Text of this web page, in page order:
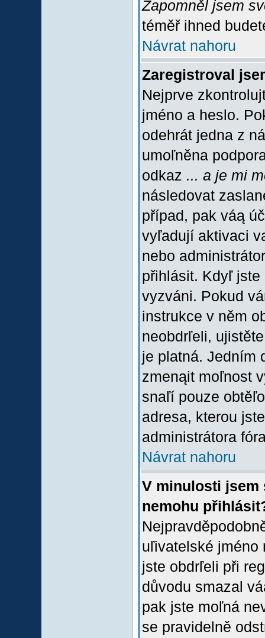
Zapomněl jsem
téměř ihned
Návrat nahoru
Zaregistroval
Nejprve
jméno a heslo.
odehrát jedna z
umoľněna
odkaz ... a je mi
následovat
případ, pak váą
vyľadují aktivaci
nebo
přihlásit. Kdyľ
vyzváni. Pokud
instrukce v něm
neobdrľeli,
je platná. Jedním
zmenąit moľnost
snaľí pouze
adresa, kterou
administrátora
Návrat nahoru
V minulosti jsem
nemohu
uľivatelské jméno
jste obdrľeli při
důvodu smazal
pak jste moľná
se pravidelně